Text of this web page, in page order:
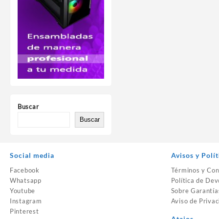
Buscar
Buscar
Social media
Facebook
Whatsapp
Youtube
Instagram
Pinterest
Avisos y
Términos y
Política de
Sobre
Aviso de